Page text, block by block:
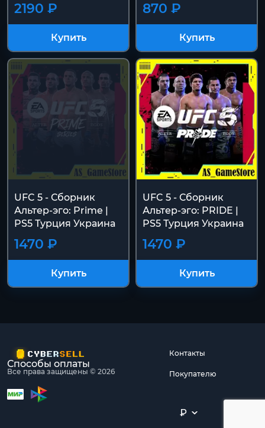
2190 ₽
Купить
870 ₽
Купить
UFC 5 - Сборник
Альтер-эго: Prime |
PS5 Турция Украина
1470 ₽
Купить
UFC 5 - Сборник
Альтер-эго: PRIDE |
PS5 Турция Украина
1470 ₽
Купить
Все права защищены © 2026
Контакты
Покупателю
Способы оплаты
₽